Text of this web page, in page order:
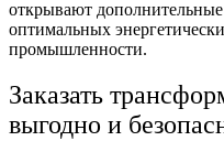
открывают
оптимальных
промышленности.
Заказать
выгодно и